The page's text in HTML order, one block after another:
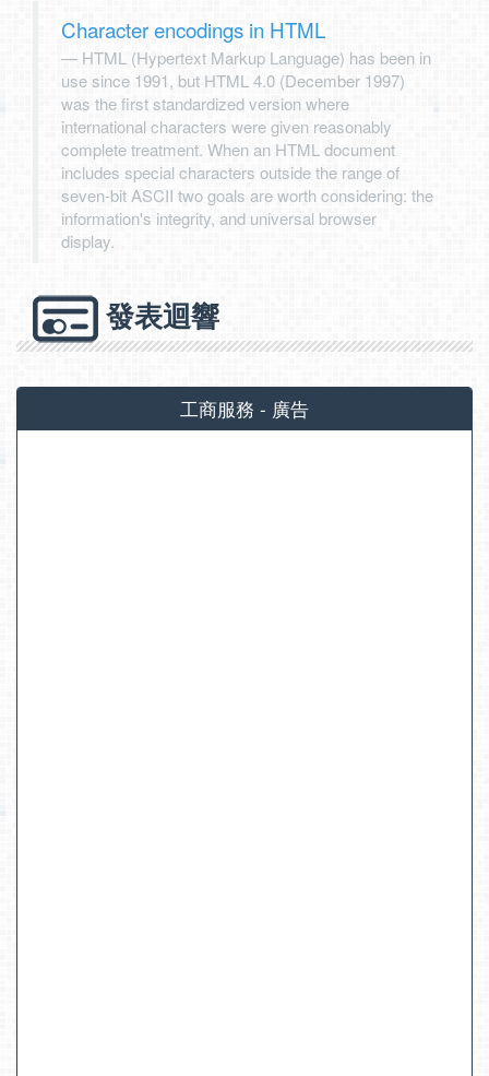
Character encodings in HTML
HTML (Hypertext Markup Language) has been in
use since 1991, but HTML 4.0 (December 1997)
was the first standardized version where
international characters were given reasonably
complete treatment. When an HTML document
includes special characters outside the range of
seven-bit ASCII two goals are worth considering: the
information's integrity, and universal browser
display.
發表迴響
工商服務 - 廣告